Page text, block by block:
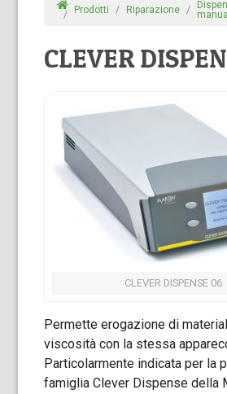
Prodotti Riparazione
CLEVER
CLEVER DISPENSE 06
Permette erogazione di
viscosità con la stessa
Particolarmente indicata per la
famiglia Clever Dispense della